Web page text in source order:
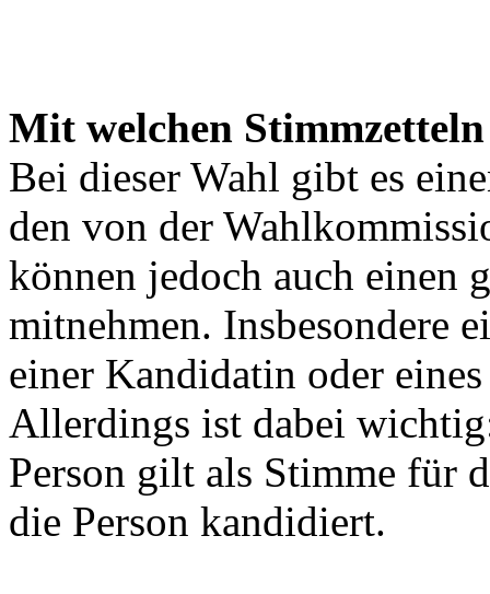
Mit welchen
Bei dieser Wahl gibt es
den von der
können jedoch auch einen
mitnehmen. Insbesondere
einer Kandidatin oder
Allerdings ist dabei
Person gilt als Stimme für
die Person kandidiert.